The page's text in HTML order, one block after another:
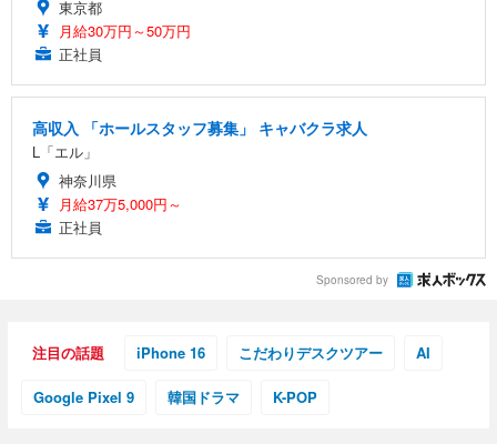
東京都
月給30万円～50万円
正社員
高収入 「ホールスタッフ募集」 キャバクラ求人
L「エル」
神奈川県
月給37万5,000円～
正社員
Sponsored by
注目の話題 iPhone 16 こだわりデスクツアー AI
Google Pixel 9 韓国ドラマ K-POP